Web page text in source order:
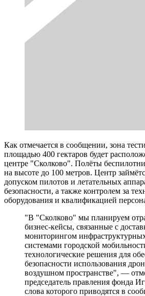
Как отмечается в сообщении, зона
площадью 400 гектаров будет
центре "Сколково". Полёты
на высоте до 100 метров. Центр
допуском пилотов и летательных
безопасности, а также контролем за
оборудования и квалификацией
"В "Сколково" мы планируем
бизнес-кейсы, связанные с
мониторингом
системами городской
технологические решения для
безопасности использования
воздушном пространстве", —
председатель правления фонда
слова которого приводятся в